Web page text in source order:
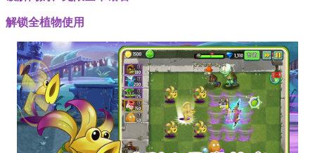
解锁全植物使用